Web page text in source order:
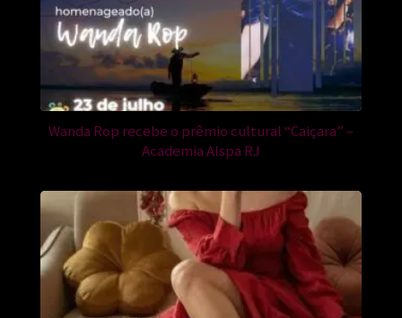
Wanda Rop recebe o prêmio cultural “Caiçara” –
Academia Alspa RJ